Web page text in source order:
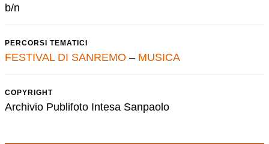
b/n
PERCORSI TEMATICI
FESTIVAL DI SANREMO – MUSICA
COPYRIGHT
Archivio Publifoto Intesa Sanpaolo